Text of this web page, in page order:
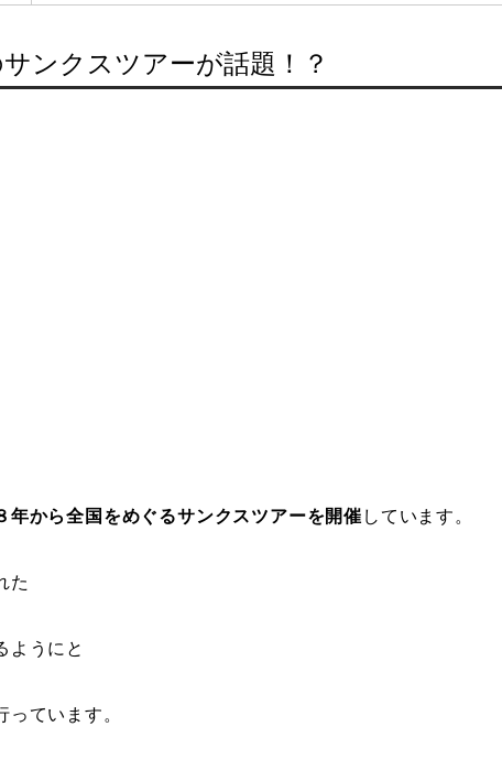
ンクスツアーが話題！？
年から全国をめぐるサンクスツアーを開催 しています。
た
ようにと
ています。